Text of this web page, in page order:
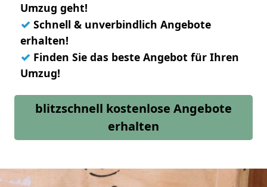
Umzug geht!
✓ Schnell & unverbindlich Angebote
erhalten!
✓ Finden Sie das beste Angebot für Ihren
Umzug!
blitzschnell kostenlose Angebote
erhalten